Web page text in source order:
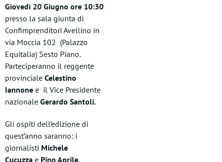
Giovedì 20 Giugno ore 10:30
presso la sala giunta di
Confimprenditori Avellino in
via Moccia 102 (Palazzo
Equitalia) Sesto Piano.
Parteciperanno il reggente
provinciale Celestino
Iannone e il Vice Presidente
nazionale Gerardo Santoli.
Gli ospiti dell’edizione di
quest’anno saranno: i
giornalisti Michele
Cucuzza e Pino Aprile,